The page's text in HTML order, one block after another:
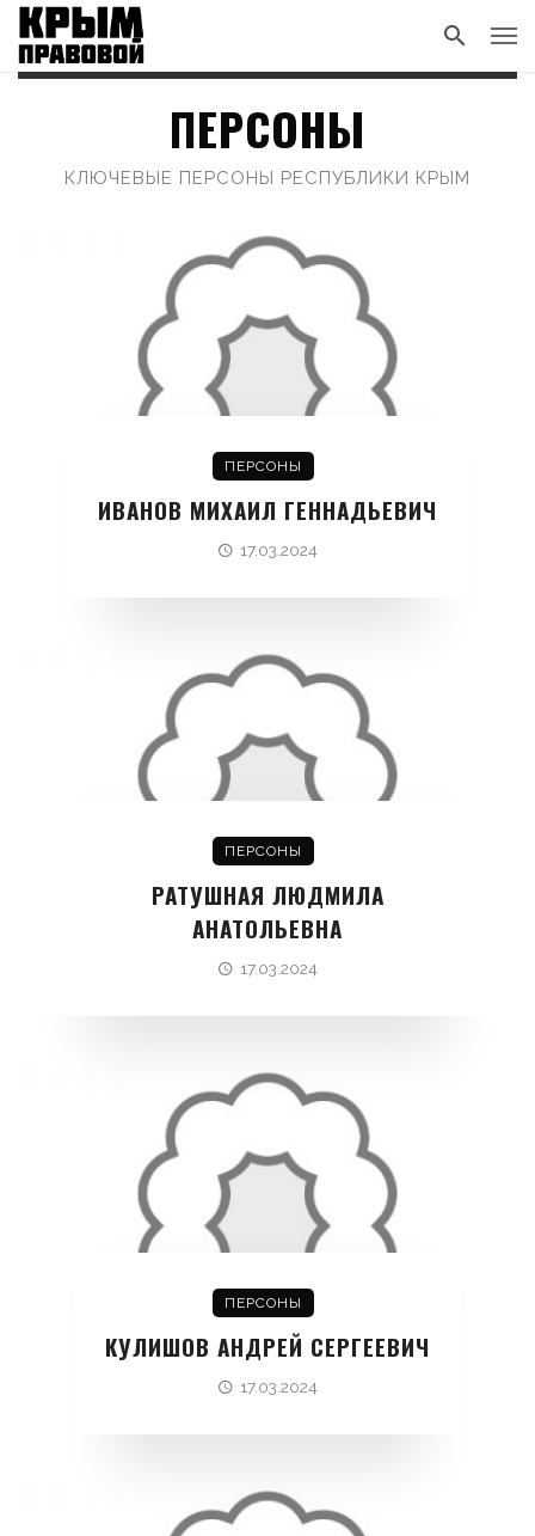
ПЕРСОНЫ
КЛЮЧЕВЫЕ ПЕРСОНЫ РЕСПУБЛИКИ КРЫМ
ПЕРСОНЫ
ИВАНОВ МИХАИЛ ГЕННАДЬЕВИЧ
17.03.2024
ПЕРСОНЫ
РАТУШНАЯ ЛЮДМИЛА
АНАТОЛЬЕВНА
17.03.2024
ПЕРСОНЫ
КУЛИШОВ АНДРЕЙ СЕРГЕЕВИЧ
17.03.2024